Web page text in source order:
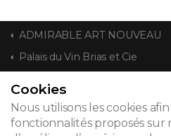
ADMIRABLE ART NOUVEAU
Palais du Vin Brias et Cie
CONTACT
Cookies
Nous utilisons les cookies
fonctionnalités proposés sur